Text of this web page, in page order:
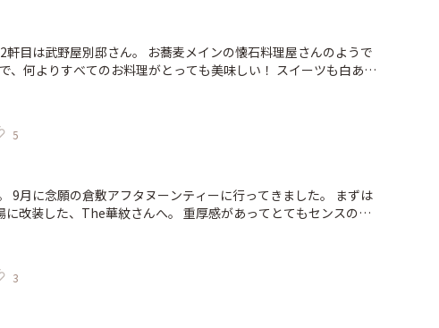
軒目は武野屋別邸さん。 お蕎麦メインの懐石料理屋さんのようで
、何よりすべてのお料理がとっても美味しい！ スイーツも白あん
って、ホッとする美味しさでした。 今はハロウィンメニューに変
ちらもぜひまた伺いたいなぁ。
5
9月に念願の倉敷アフタヌーンティーに行ってきました。 まずは
改装した、The華紋さんへ。 重厚感があってとてもセンスの良
イヴォリーもしっかりいただけて、スイーツはシャインマスカッ
て大満足。 スタッフさんの接客も素晴らしく、ぜひまた伺いたい
3